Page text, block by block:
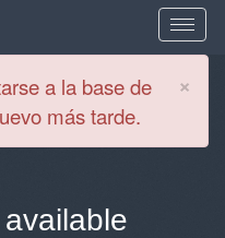
×
a la base de
más tarde.